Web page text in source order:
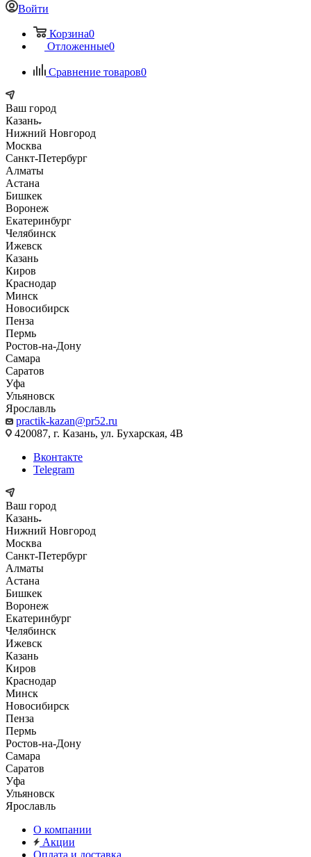
Войти
Корзина0
Отложенные0
Сравнение товаров0
Ваш город
Казань
Нижний Новгород
Москва
Санкт-Петербург
Алматы
Астана
Бишкек
Воронеж
Екатеринбург
Челябинск
Ижевск
Казань
Киров
Краснодар
Минск
Новосибирск
Пенза
Пермь
Ростов-на-Дону
Самара
Саратов
Уфа
Ульяновск
Ярославль
practik-kazan@pr52.ru
420087, г. Казань, ул. Бухарская, 4В
Вконтакте
Telegram
Ваш город
Казань
Нижний Новгород
Москва
Санкт-Петербург
Алматы
Астана
Бишкек
Воронеж
Екатеринбург
Челябинск
Ижевск
Казань
Киров
Краснодар
Минск
Новосибирск
Пенза
Пермь
Ростов-на-Дону
Самара
Саратов
Уфа
Ульяновск
Ярославль
О компании
Акции
Оплата и доставка